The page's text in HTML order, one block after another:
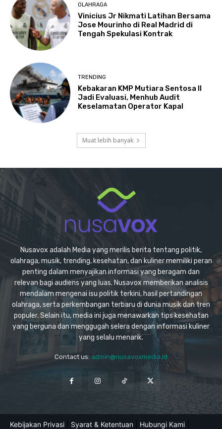
OLAHRAGA
Vinicius Jr Nikmati Latihan Bersama
Jose Mourinho di Real Madrid di
Tengah Spekulasi Kontrak
TRENDING
Kebakaran KMP Mutiara Sentosa II
Jadi Evaluasi, Menhub Audit
Keselamatan Operator Kapal
Muat lebih banyak
Nusavox adalah Media yang merilis berita tentang politik,
olahraga, musik, trending, kesehatan, dan kuliner memiliki peran
penting dalam menyajikan informasi yang beragam dan
relevan bagi audiens yang luas. Nusavox memberikan analisis
mendalam mengenai isu politik terkini, hasil pertandingan
olahraga, serta perkembangan terbaru di dunia musik dan tren
populer. Selain itu, media ini juga menawarkan tips kesehatan
yang berguna dan menggugah selera dengan informasi kuliner
yang selalu menarik.
Contact us: admin@nusavoxmedia.id
Kebijakan Privasi Syarat & Ketentuan Hubungi Kami